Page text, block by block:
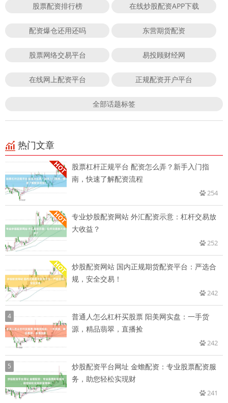
股票配资排行榜 在线炒股配资APP下载
配资爆仓还用还吗 东营期货配资
股票网络交易平台 易投顾财经网
在线网上配资平台 正规配资开户平台
全部话题标签
热门文章
股票杠杆正规平台 配资怎么弄？新手入门指
南，快速了解配资流程
254
专业炒股配资网站 外汇配资示意：杠杆交易放
大收益？
252
炒股配资网站 国内正规期货配资平台：严选合
规，安全交易！
242
4
普通人怎么杠杆买股票 阳美网实盘：一手货
源，精品翡翠，直播捡
242
5
炒股配资平台网址 金蟾配资：专业股票配资服
务，助您轻松实现财
241